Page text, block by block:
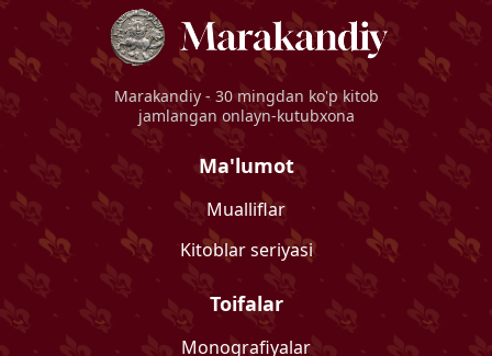
Marakandiy - 30 mingdan ko'p kitob
jamlangan onlayn-kutubxona
Ma'lumot
Mualliflar
Kitoblar seriyasi
Toifalar
Monografiyalar